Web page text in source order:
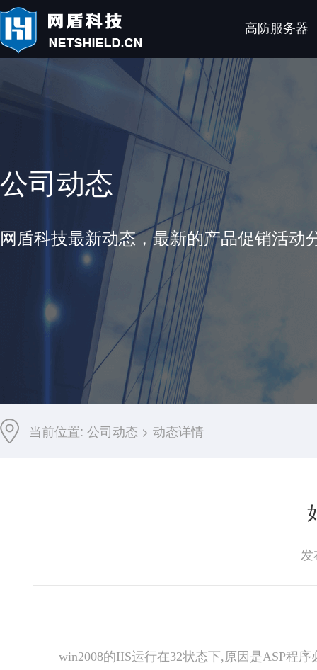
高防服务器
公司动态
网盾科技最新动态，最新的产品促销活
当前位置: 公司动态 > 动态详情
win2008的IIS运行在32状态下,原因是ASP程序